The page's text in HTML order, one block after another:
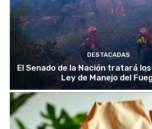
DESTACADAS
El Senado de la Nación tratará
Ley de Manejo del